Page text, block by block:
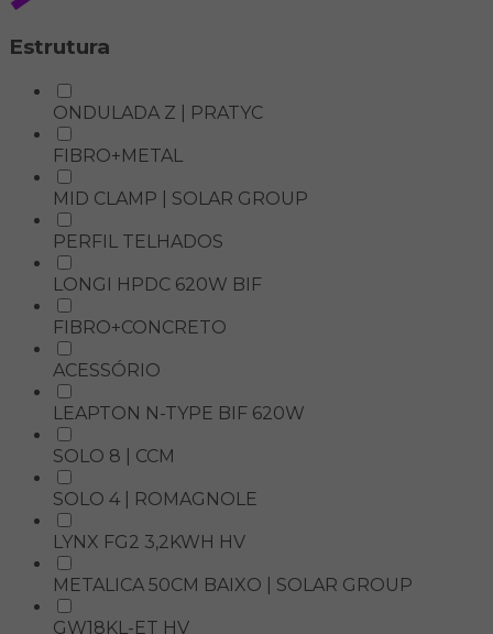
Estrutura
ONDULADA Z | PRATYC
FIBRO+METAL
MID CLAMP | SOLAR GROUP
PERFIL TELHADOS
LONGI HPDC 620W BIF
FIBRO+CONCRETO
ACESSÓRIO
LEAPTON N-TYPE BIF 620W
SOLO 8 | CCM
SOLO 4 | ROMAGNOLE
LYNX FG2 3,2KWH HV
METALICA 50CM BAIXO | SOLAR GROUP
GW18KL-ET HV